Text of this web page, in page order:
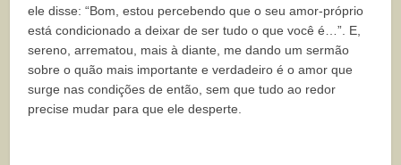
ele disse: “Bom, estou percebendo que o seu amor-próprio
está condicionado a deixar de ser tudo o que você é…”. E,
sereno, arrematou, mais à diante, me dando um sermão
sobre o quão mais importante e verdadeiro é o amor que
surge nas condições de então, sem que tudo ao redor
precise mudar para que ele desperte.